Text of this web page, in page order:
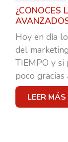
¿CONOCES
Hoy en día
del
TIEMPO y si
poco gracias
LEER MÁS